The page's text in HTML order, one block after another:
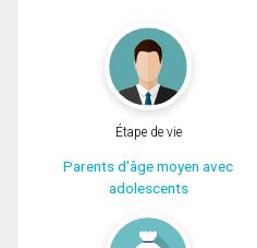
Étape de vie
Parents d'âge moyen avec
adolescents